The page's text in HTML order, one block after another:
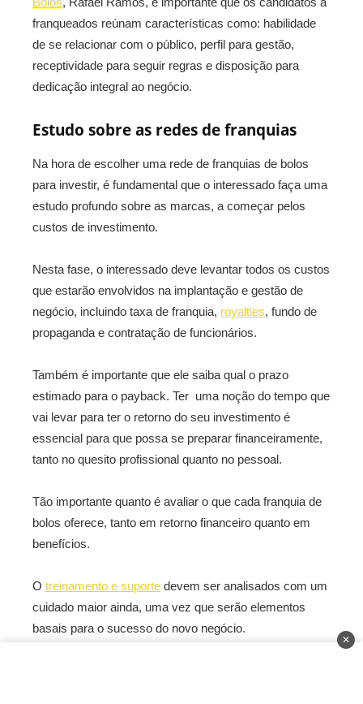
franqueados reúnam características como: habilidade
de se relacionar com o público, perfil para gestão,
receptividade para seguir regras e disposição para
dedicação integral ao negócio.
Estudo sobre as redes de franquias
Na hora de escolher uma rede de franquias de bolos
para investir, é fundamental que o interessado faça uma
estudo profundo sobre as marcas, a começar pelos
custos de investimento.
Nesta fase, o interessado deve levantar todos os custos
que estarão envolvidos na implantação e gestão de
negócio, incluindo taxa de franquia, royalties, fundo de
propaganda e contratação de funcionários.
Também é importante que ele saiba qual o prazo
estimado para o payback. Ter uma noção do tempo que
vai levar para ter o retorno do seu investimento é
essencial para que possa se preparar financeiramente,
tanto no quesito profissional quanto no pessoal.
Tão importante quanto é avaliar o que cada franquia de
bolos oferece, tanto em retorno financeiro quanto em
benefícios.
O treinamento e suporte devem ser analisados com um
cuidado maior ainda, uma vez que serão elementos
basais para o sucesso do novo negócio.
✕